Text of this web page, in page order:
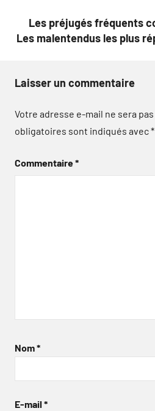
Les préjugés fréquents
Les malentendus les plus
Laisser un commentaire
Votre adresse e-mail ne sera pas
obligatoires sont indiqués avec*
Commentaire*
Nom*
E-mail *